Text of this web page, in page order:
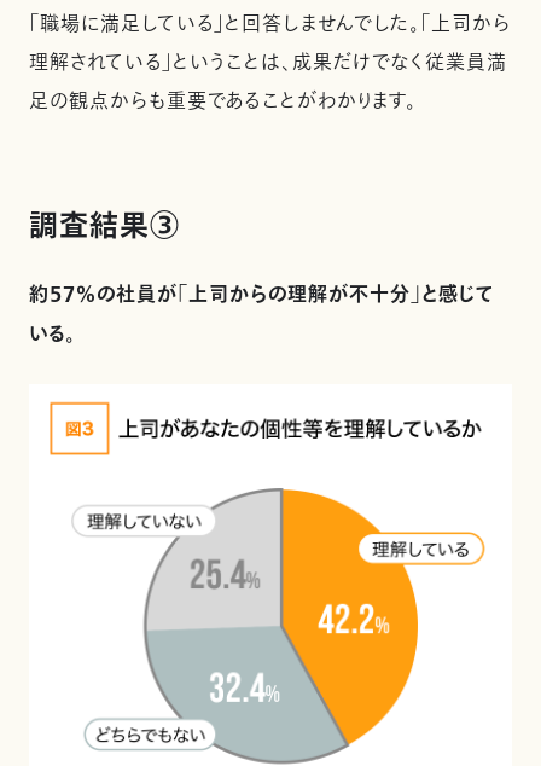
「職場に満足している」と回答しませんでした。「上司から
理解されている」ということは、成果だけでなく従業員満
足の観点からも重要であることがわかります。
調査結果③
約57％の社員が「上司からの理解が不十分」と感じて
いる。